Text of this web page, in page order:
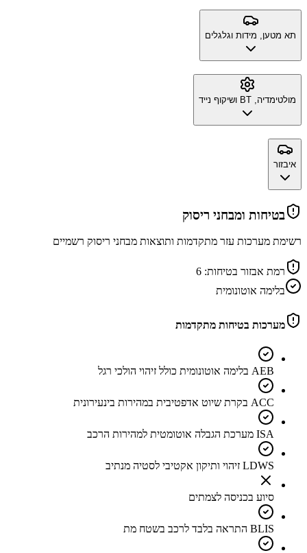
תא מטען, מידות וגלגלים
מולטימדיה, BT ושיקוף נייד
איבזור
בטיחות ומבחני ריסוק
רשימת מערכות עזר מתקדמות ותוצאות מבחני ריסוק רשמיים
רמת אבזור בטיחות: 6
בלימה אוטונומית
מערכות בטיחות מתקדמות
AEB בלימה אוטונומית כולל זיהוי הולכי רגל
ACC בקרת שיוט אדפטיבית במהירות בינעירונית
ISA מערכת הגבלה אוטומטית למהירות הרכב
LDWS זיהוי ותיקון אקטיבי לסטיה מנתיב
סיוע בכניסה לצמתים
BLIS התראה בלבד לרכב בשטח מת